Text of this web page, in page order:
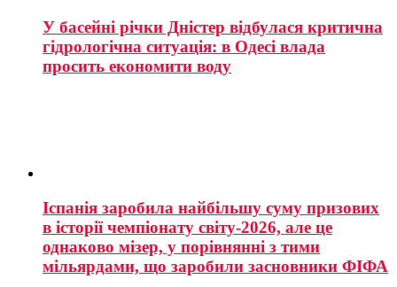
У басейні річки Дністер відбулася критична
гідрологічна ситуація: в Одесі влада
просить економити воду
Іспанія заробила найбільшу суму призових
в історії чемпіонату світу-2026, але це
однаково мізер, у порівнянні з тими
мільярдами, що заробили засновники ФІФА